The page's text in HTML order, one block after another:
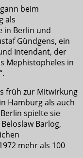
beim
als
in Berlin und
Gündgens, ein
Intendant, der
Mephistopheles in
früh zur Mitwirkung
Hamburg als auch
spielte sie
Barlog,
mehr als 100